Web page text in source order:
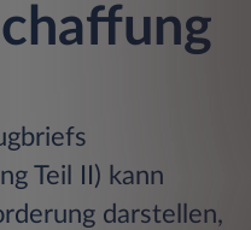
Teil II) kann
darstellen,